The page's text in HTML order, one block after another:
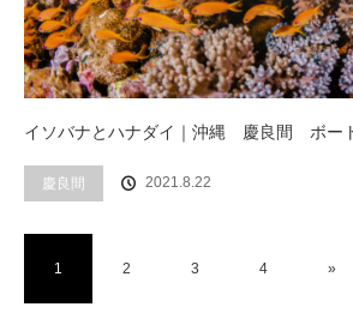
イソバナとハナダイ｜沖縄 慶良間 ボー
慶良間 2021.8.22
1 2 3 4 »